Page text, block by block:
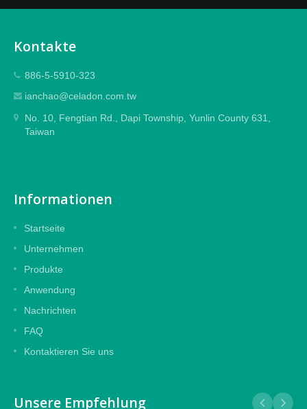
Kontakte
886-5-5910-323
ianchao@celadon.com.tw
No. 10, Fengtian Rd., Dapi Township, Yunlin County 631,
Taiwan
Informationen
Startseite
Unternehmen
Produkte
Anwendung
Nachrichten
FAQ
Kontaktieren Sie uns
Unsere Empfehlung